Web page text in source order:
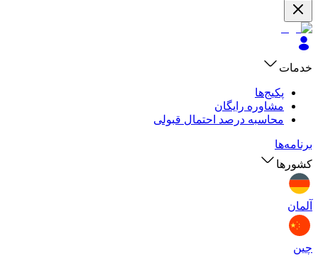
خدمات
پکیج‌ها
مشاوره رایگان
محاسبه درصد احتمال قبولی
برنامه‌ها
کشورها
آلمان
چین